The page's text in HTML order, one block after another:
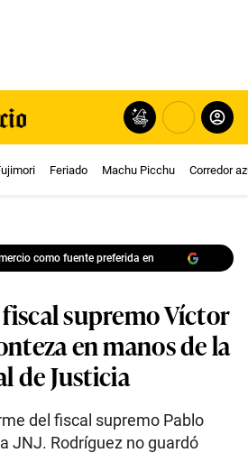
Feriado Machu Picchu Corredor
como fuente preferida en
supremo Víctor
en manos de la
de Justicia
del fiscal supremo Pablo
JNJ. Rodríguez no guardó